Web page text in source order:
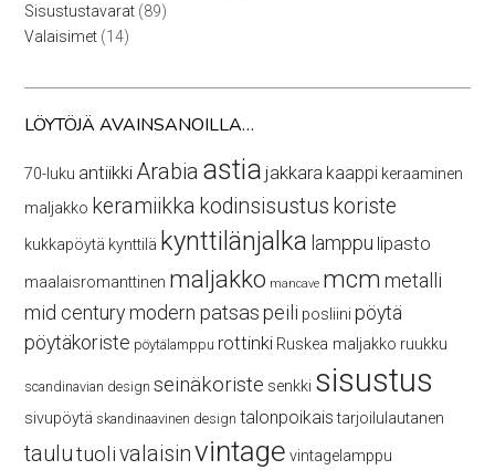
Sisustustavarat 8989
Valaisimet 1414
LÖYTÖJÄ AVAINSANOILLA…
70-luku antiikki Arabia astia jakkara kaappi keraaminen
maljakko keramiikka kodinsisustus koriste
kukkapöytä kynttilä kynttilänjalka lamppu lipasto
maalaisromanttinen maljakko mancave mcm metalli
mid century modern patsaspeili posliini pöytä
pöytäkoriste pöytälamppu rottinki Ruskea maljakko ruukku
scandinavian design seinäkoriste senkki sisustus
sivupöytä skandinaavinen design talonpoikais tarjoilulautanen
taulutuolivalaisinvintage vintagelamppu